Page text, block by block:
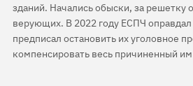
зданий. Начались обыски, за решетку
верующих. В 2022 году ЕСПЧ
предписал остановить их уголовное
компенсировать весь причиненный